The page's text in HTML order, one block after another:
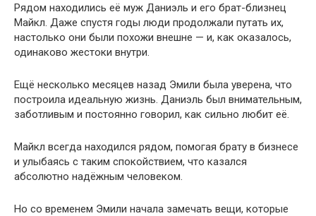
Рядом находились её муж Даниэль и его брат-близнец
Майкл. Даже спустя годы люди продолжали путать их,
настолько они были похожи внешне — и, как оказалось,
одинаково жестоки внутри.
Ещё несколько месяцев назад Эмили была уверена, что
построила идеальную жизнь. Даниэль был внимательным,
заботливым и постоянно говорил, как сильно любит её.
Майкл всегда находился рядом, помогая брату в бизнесе
и улыбаясь с таким спокойствием, что казался
абсолютно надёжным человеком.
Но со временем Эмили начала замечать вещи, которые